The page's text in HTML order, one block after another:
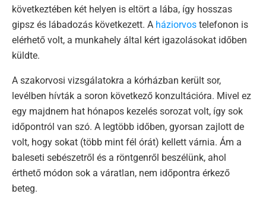
következtében két helyen is eltört a lába, így hosszas
gipsz és lábadozás következett. A háziorvos telefonon is
elérhető volt, a munkahely által kért igazolásokat időben
küldte.
A szakorvosi vizsgálatokra a kórházban került sor,
levélben hívták a soron következő konzultációra. Mivel ez
egy majdnem hat hónapos kezelés sorozat volt, így sok
időpontról van szó. A legtöbb időben, gyorsan zajlott de
volt, hogy sokat (több mint fél órát) kellett várnia. Ám a
baleseti sebészetről és a röntgenről beszélünk, ahol
érthető módon sok a váratlan, nem időpontra érkező
beteg.